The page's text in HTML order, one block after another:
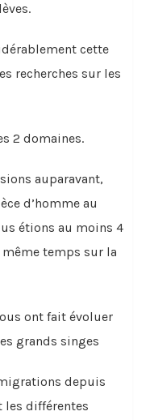
cette
recherches sur les
2 domaines.
auparavant,
d’homme au
étions au moins 4
temps sur la
ont fait évoluer
grands singes
depuis
les différentes